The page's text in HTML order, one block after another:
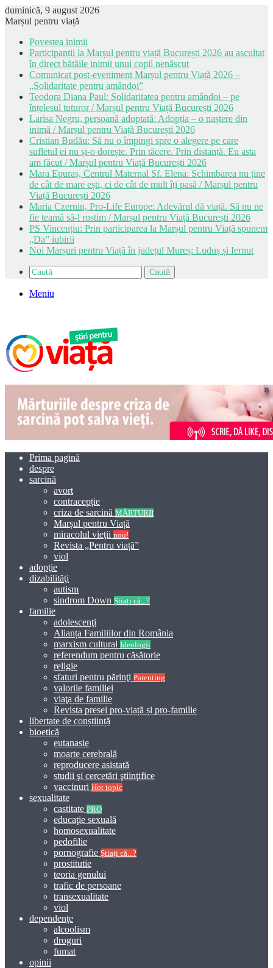
duminică, 9 august 2026
Marșul pentru viață
Povestea inimii
Participanții la Marșul pentru viață București 2026 au ascultat
în direct bătăile inimii unui copil nenăscut
Comunicat post-eveniment Marșul pentru Viață 2026 –
„Solidaritate pentru amândoi”
Teodora Diana Paul: Solidaritatea pentru amândoi – pe
înțelesul tuturor / Marșul pentru Viață București 2026
Larisa Negru, persoană adoptată: Adopția – o naștere din
inimă / Marșul pentru Viață București 2026
Cristian Budău: Să nu o împingi spre o alegere pe care
sufletul ei nu și-o dorește. Prin tăcere. Prin distanță. Eu asta
am făcut / Marșul pentru Viață București 2026
Mara Epuraș, Centrul Maternal Sf. Elena: Schimbarea nu ține
de cât de mare ești, ci de cât de mult îți pasă / Marșul pentru
Viață București 2026
Maria Czernin, Pro-Life Europe: Adevărul dă viață. Să nu ne
fie teamă să-l rostim / Marșul pentru Viață București 2026
PS Vincențiu: Prin participarea la Marșul pentru Viață spunem
„Da” iubirii
Noi Marșuri pentru Viață în județul Mureș: Luduș și Iernut
Caută
Meniu
Prima pagină
despre
sarcină
avort
contracepție
criza de sarcină MĂRTURII
Marșul pentru Viață
miracolul vieţii nou!
Revista „Pentru viață”
viol
adopţie
dizabilităţi
autism
sindrom Down Știați că...?
familie
adolescenţi
Alianța Familiilor din România
marxism cultural Ideologii
referendum pentru căsătorie
religie
sfaturi pentru părinţi Parenting
valorile familiei
viaţa de familie
Revista presei pro-viață și pro-familie
libertate de conștiință
bioetică
eutanasie
moarte cerebrală
reproducere asistată
studii şi cercetări ştiinţifice
vaccinuri Hot topic
sexualitate
castitate PRO
educaţie sexuală
homosexualitate
pedofilie
pornografie Știați că...?
prostitutie
teoria genului
trafic de persoane
transexualitate
viol
dependenţe
alcoolism
droguri
fumat
opinii